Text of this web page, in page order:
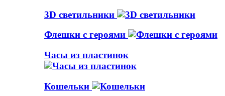
3D светильники
Флешки с героями
Часы из пластинок
Кошельки